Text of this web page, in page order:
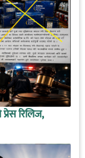
प्रेस रिलिज,